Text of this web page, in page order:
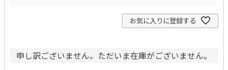
お気に入りに登録する
申し訳ございません。ただいま在庫がございません。